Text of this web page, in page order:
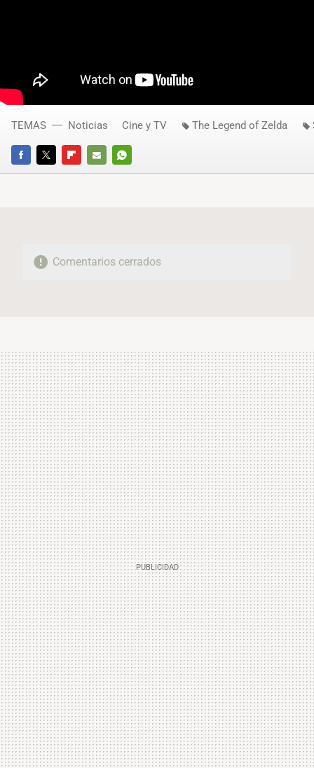
FACEBOOKTWITTERFLIPBOARD
E-
WHATSAPP
TEMAS Noticias Cine y TV The Legend of Zelda
Comentarios cerrados